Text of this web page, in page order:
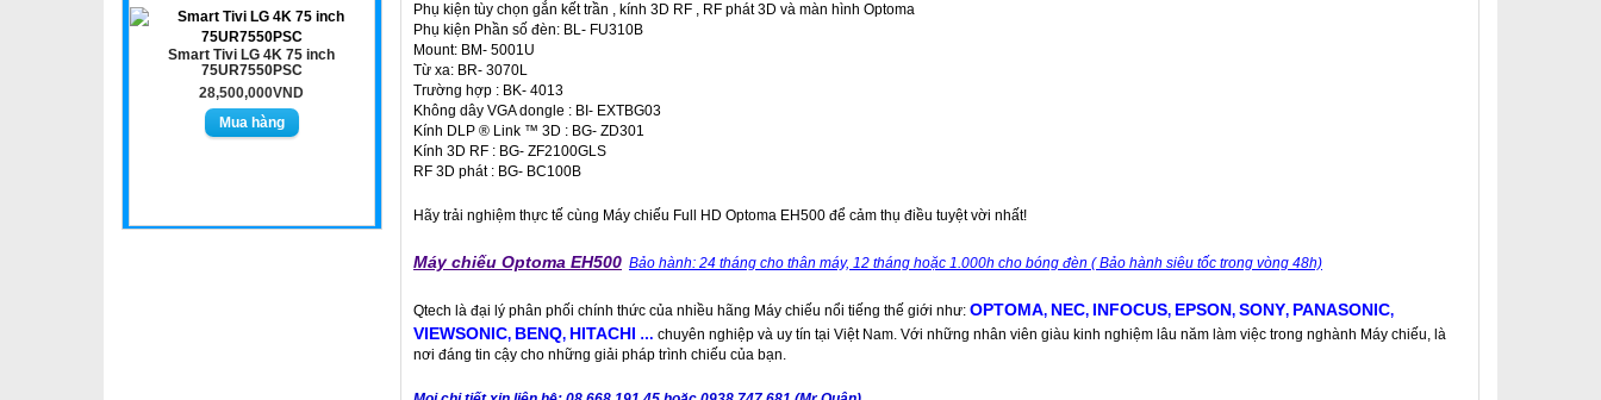
Smart Tivi LG 4K 75 inch
75UR7550PSC
28,500,000VND
Phụ kiện tùy chọn gắn kết trần , kính 3D RF , RF phát 3D và màn hình Optoma
Phụ kiện Phần số đèn: BL- FU310B
Mount: BM- 5001U
Từ xa: BR- 3070L
Trường hợp : BK- 4013
Không dây VGA dongle : BI- EXTBG03
Kính DLP ® Link ™ 3D : BG- ZD301
Kính 3D RF : BG- ZF2100GLS
RF 3D phát : BG- BC100B
Hãy trải nghiệm thực tế cùng Máy chiếu Full HD Optoma EH500 để cảm thụ điều tuyệt vời nhất!
Máy chiếu Optoma EH500 Bảo hành: 24 tháng cho thân máy, 12 tháng hoặc 1.000h cho bóng đèn ( Bảo hành siêu tốc trong vòng 48h)
Qtech là đại lý phân phối chính thức của nhiều hãng Máy chiếu nổi tiếng thế giới như: OPTOMA, NEC, INFOCUS, EPSON, SONY, PANASONIC,
VIEWSONIC, BENQ, HITACHI … chuyên nghiệp và uy tín tại Việt Nam. Với những nhân viên giàu kinh nghiệm lâu năm làm việc trong nghành Máy chiếu, là
nơi đáng tin cậy cho những giải pháp trình chiếu của bạn.